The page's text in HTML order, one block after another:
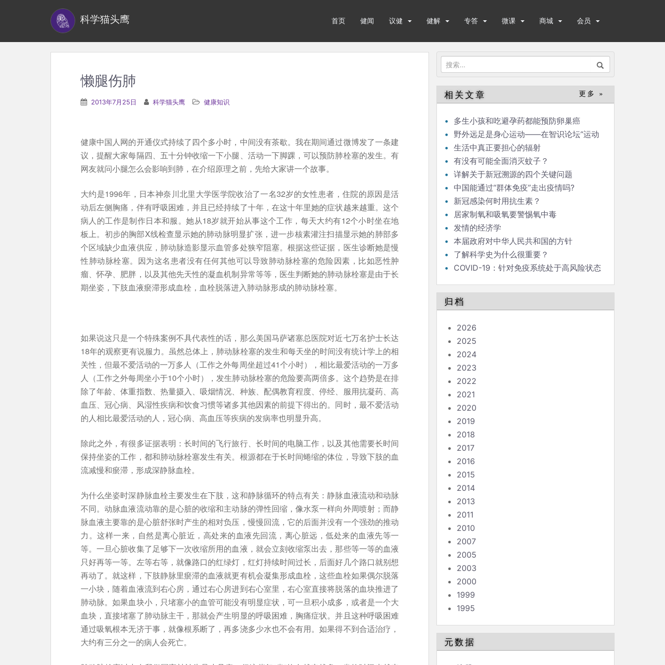
科学猫头鹰 首页 健闻 议健 健解 专答 微课 商城 会员
搜
索：
懒腿伤肺
2013年7月25日 科学猫头鹰 健康知识
健康中国人网的开通仪式持续了四个多小时，中间没有茶歇。我在期间通过微博发了一条建
议，提醒大家每隔四、五十分钟收缩一下小腿、活动一下脚踝，可以预防肺栓塞的发生。有
网友就问小腿怎么会影响到肺，在介绍原理之前，先给大家讲一个故事。
大约是1996年，日本神奈川北里大学医学院收治了一名32岁的女性患者，住院的原因是活
动后左侧胸痛，伴有呼吸困难，并且已经持续了十年，在这十年里她的症状越来越重。这个
病人的工作是制作日本和服。她从18岁就开始从事这个工作，每天大约有12个小时坐在地
板上。初步的胸部X线检查显示她的肺动脉明显扩张，进一步核素灌注扫描显示她的肺部多
个区域缺少血液供应，肺动脉造影显示血管多处狭窄阻塞。根据这些证据，医生诊断她是慢
性肺动脉栓塞。因为这名患者没有任何其他可以导致肺动脉栓塞的危险因素，比如恶性肿
瘤、怀孕、肥胖，以及其他先天性的凝血机制异常等等，医生判断她的肺动脉栓塞是由于长
期坐姿，下肢血液瘀滞形成血栓，血栓脱落进入肺动脉形成的肺动脉栓塞。
如果说这只是一个特殊案例不具代表性的话，那么美国马萨诸塞总医院对近七万名护士长达
18年的观察更有说服力。虽然总体上，肺动脉栓塞的发生和每天坐的时间没有统计学上的相
关性，但最不爱活动的一万多人（工作之外每周坐超过41个小时），相比最爱活动的一万多
人（工作之外每周坐小于10个小时），发生肺动脉栓塞的危险要高两倍多。这个趋势是在排
除了年龄、体重指数、热量摄入、吸烟情况、种族、配偶教育程度、停经、服用抗凝药、高
血压、冠心病、风湿性疾病和饮食习惯等诸多其他因素的前提下得出的。同时，最不爱活动
的人相比最爱活动的人，冠心病、高血压等疾病的发病率也明显升高。
除此之外，有很多证据表明：长时间的飞行旅行、长时间的电脑工作，以及其他需要长时间
保持坐姿的工作，都和肺动脉栓塞发生有关。根源都在于长时间蜷缩的体位，导致下肢的血
流减慢和瘀滞，形成深静脉血栓。
为什么坐姿时深静脉血栓主要发生在下肢，这和静脉循环的特点有关：静脉血液流动和动脉
不同。动脉血液流动靠的是心脏的收缩和主动脉的弹性回缩，像水泵一样向外周喷射；而静
脉血液主要靠的是心脏舒张时产生的相对负压，慢慢回流，它的后面并没有一个强劲的推动
力。这样一来，自然是离心脏近，高处来的血液先回流，离心脏远，低处来的血液先等一
等。一旦心脏收集了足够下一次收缩所用的血液，就会立刻收缩泵出去，那些等一等的血液
只好再等一等。左等右等，就像路口的红绿灯，红灯持续时间过长，后面好几个路口就别想
再动了。就这样，下肢静脉里瘀滞的血液就更有机会凝集形成血栓，这些血栓如果偶尔脱落
一小块，随着血液流到右心房，通过右心房进到右心室里，右心室直接将脱落的血块推进了
肺动脉。如果血块小，只堵塞小的血管可能没有明显症状，可一旦积小成多，或者是一个大
血块，直接堵塞了肺动脉主干，那就会产生明显的呼吸困难，胸痛症状。并且这种呼吸困难
通过吸氧根本无济于事，就像根系断了，再多浇多少水也不会有用。如果得不到合适治疗，
大约有三分之一的病人会死亡。
相关文章 更多 »
多生小孩和吃避孕药都能预防卵巢癌
野外远足是身心运动——在智识论坛“运动
与健康”的发言
生活中真正要担心的辐射
有没有可能全面消灭蚊子？
详解关于新冠溯源的四个关键问题
中国能通过“群体免疫”走出疫情吗?
新冠感染何时用抗生素？
居家制氧和吸氧要警惕氧中毒
发情的经济学
本届政府对中华人民共和国的方针
了解科学史为什么很重要？
COVID-19：针对免疫系统处于高风险状态
归档
2026
2025
2024
2023
2022
2021
2020
2019
2018
2017
2016
2015
2014
2013
2011
2010
2007
2005
2003
2000
1999
1995
元数据